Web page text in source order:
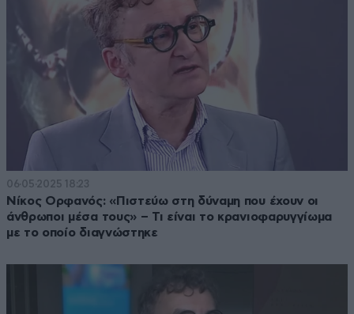
06·05·2025 18:23
Νίκος Ορφανός: «Πιστεύω στη δύναμη που έχουν οι
άνθρωποι μέσα τους» – Τι είναι το κρανιοφαρυγγίωμα
με το οποίο διαγνώστηκε